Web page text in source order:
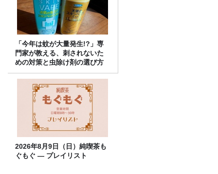
「今年は蚊が大量発生!?」専
門家が教える、刺されないた
めの対策と虫除け剤の選び方
2026年8月9日（日）純喫茶も
ぐもぐ ― プレイリスト